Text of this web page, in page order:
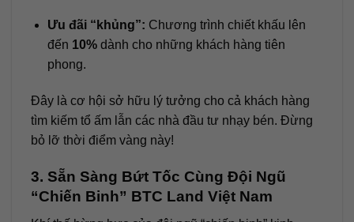
Ưu đãi “khủng”: Chương trình chiết khấu lên
đến 10%dành cho những khách hàng tiên
phong.
Đây là cơ hội sở hữu lý tưởng cho cả khách hàng
tìm kiếm tổ ấm lẫn các nhà đầu tư nhạy bén. Đừng
bỏ lỡ thời điểm vàng này!
3. Sẵn Sàng Bứt Tốc Cùng Đội Ngũ
“Chiến Binh” BTC Land Việt Nam